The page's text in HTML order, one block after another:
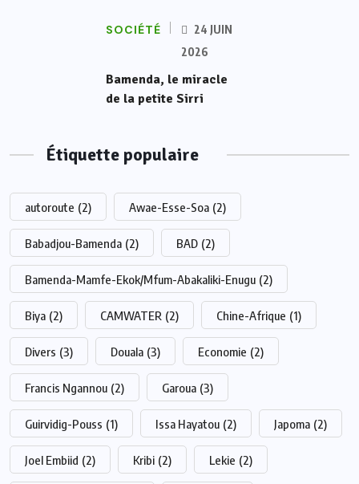
SOCIÉTÉ
24 JUIN
2026
Bamenda, le miracle
de la petite Sirri
Étiquette populaire
autoroute (2) Awae-Esse-Soa (2)
Babadjou-Bamenda (2) BAD (2)
Bamenda-Mamfe-Ekok/Mfum-Abakaliki-Enugu (2)
Biya (2) CAMWATER (2) Chine-Afrique (1)
Divers (3) Douala (3) Economie (2)
Francis Ngannou (2) Garoua (3)
Guirvidig-Pouss (1) Issa Hayatou (2) Japoma (2)
Joel Embiid (2) Kribi (2) Lekie (2)